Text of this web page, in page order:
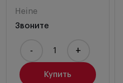
Heine
Звоните
Купить
- +